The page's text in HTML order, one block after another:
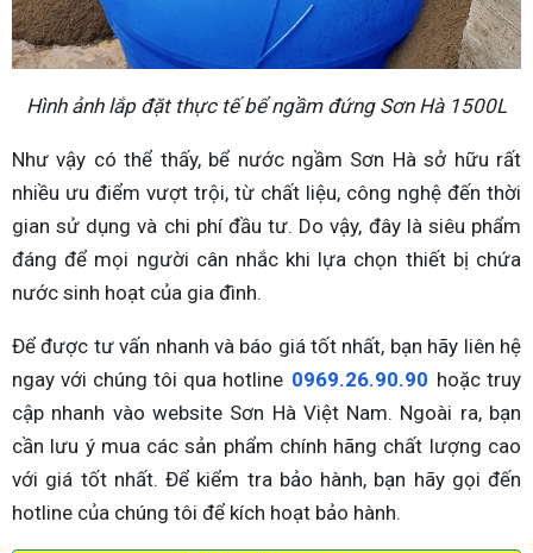
Hình ảnh lắp đặt thực tế bể ngầm đứng Sơn Hà 1500L
Như vậy có thể thấy, bể nước ngầm Sơn Hà sở hữu rất
nhiều ưu điểm vượt trội, từ chất liệu, công nghệ đến thời
gian sử dụng và chi phí đầu tư. Do vậy, đây là siêu phẩm
đáng để mọi người cân nhắc khi lựa chọn thiết bị chứa
nước sinh hoạt của gia đình.
Để được tư vấn nhanh và báo giá tốt nhất, bạn hãy liên hệ
ngay với chúng tôi qua hotline 0969.26.90.90 hoặc truy
cập nhanh vào website Sơn Hà Việt Nam. Ngoài ra, bạn
cần lưu ý mua các sản phẩm chính hãng chất lượng cao
với giá tốt nhất. Để kiểm tra bảo hành, bạn hãy gọi đến
hotline của chúng tôi để kích hoạt bảo hành.